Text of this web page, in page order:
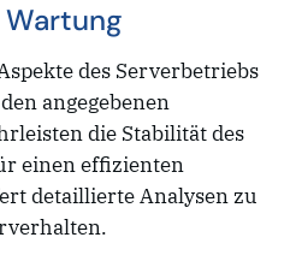
des Serverbetriebs
angegebenen
die Stabilität des
einen effizienten
detaillierte Analysen zu